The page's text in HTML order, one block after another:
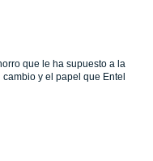
que le ha supuesto a la
y el papel que Entel